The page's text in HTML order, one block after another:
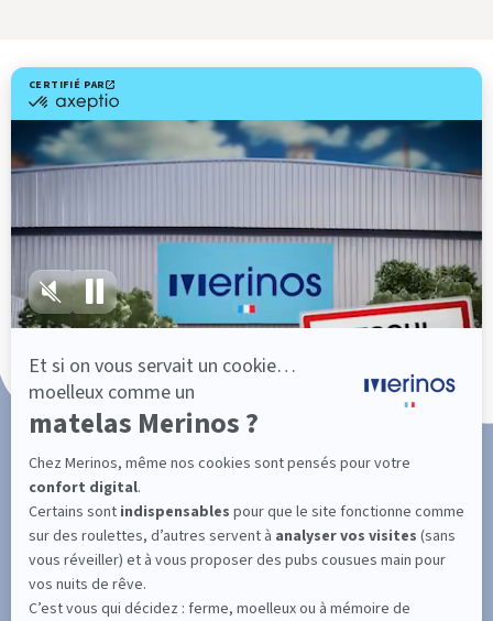
Livraison gratuite
Fabrication Française
101 nuits d'essai*
Paiement en 3x ou 4x sans frais
SUIVEZ L'ACTUALITÉ DE MERINOS !